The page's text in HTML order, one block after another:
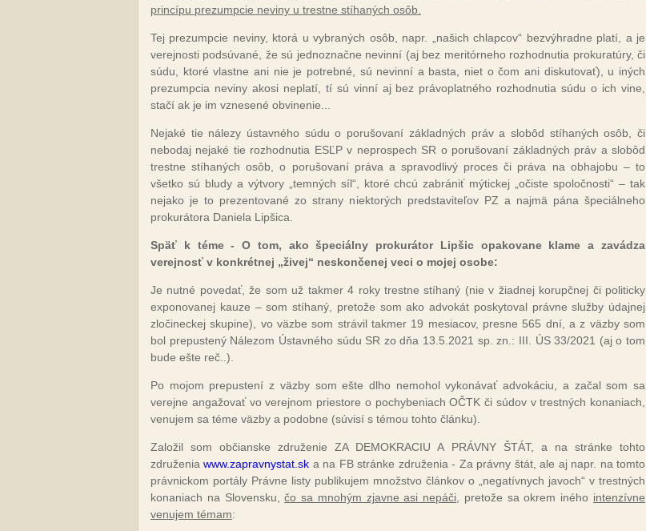
princípu prezumpcie neviny u trestne stíhaných osôb.
Tej prezumpcie neviny, ktorá u vybraných osôb, napr. „našich chlapcov“ bezvýhradne platí, a je
verejnosti podsúvané, že sú jednoznačne nevinní (aj bez meritórneho rozhodnutia prokuratúry, či
súdu, ktoré vlastne ani nie je potrebné, sú nevinní a basta, niet o čom ani diskutovať), u iných
prezumpcia neviny akosi neplatí, tí sú vinní aj bez právoplatného rozhodnutia súdu o ich vine,
stačí ak je im vznesené obvinenie...
Nejaké tie nálezy ústavného súdu o porušovaní základných práv a slobôd stíhaných osôb, či
nebodaj nejaké tie rozhodnutia ESĽP v neprospech SR o porušovaní základných práv a slobôd
trestne stíhaných osôb, o porušovaní práva a spravodlivý proces či práva na obhajobu – to
všetko sú bludy a výtvory „temných síl“, ktoré chcú zabrániť mýtickej „očiste spoločnosti“ – tak
nejako je to prezentované zo strany niektorých predstaviteľov PZ a najmä pána špeciálneho
prokurátora Daniela Lipšica.
Späť k téme - O tom, ako špeciálny prokurátor Lipšic opakovane klame a zavádza
verejnosť v konkrétnej „živej“ neskončenej veci o mojej osobe:
Je nutné povedať, že som už takmer 4 roky trestne stíhaný (nie v žiadnej korupčnej či politicky
exponovanej kauze – som stíhaný, pretože som ako advokát poskytoval právne služby údajnej
zločineckej skupine), vo väzbe som strávil takmer 19 mesiacov, presne 565 dní, a z väzby som
bol prepustený Nálezom Ústavného súdu SR zo dňa 13.5.2021 sp. zn.: III. ÚS 33/2021 (aj o tom
bude ešte reč..).
Po mojom prepustení z väzby som ešte dlho nemohol vykonávať advokáciu, a začal som sa
verejne angažovať vo verejnom priestore o pochybeniach OČTK či súdov v trestných konaniach,
venujem sa téme väzby a podobne (súvisí s témou tohto článku).
Založil som občianske združenie ZA DEMOKRACIU A PRÁVNY ŠTÁT, a na stránke tohto
združeniawww.zapravnystat.sk a na FB stránke združenia - Za právny štát, ale aj napr. na tomto
právnickom portály Právne listy publikujem množstvo článkov o „negatívnych javoch“ v trestných
konaniach na Slovensku,čo sa mnohým zjavne asi nepáči , pretože sa okrem iného intenzívne
venujem témam: